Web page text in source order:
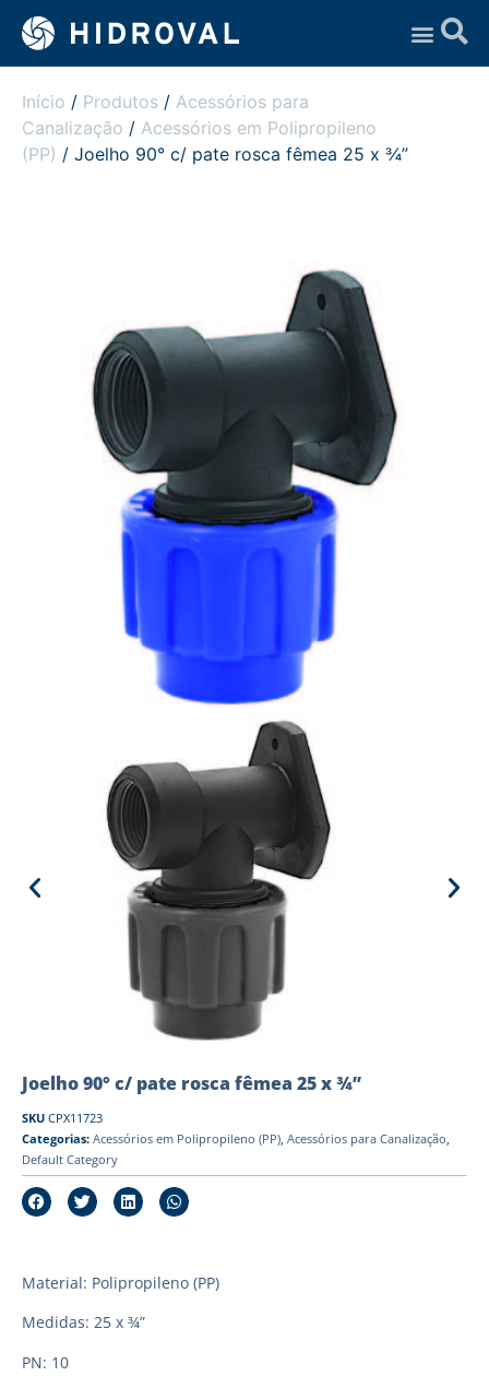
Início / Produtos / Acessórios para
Canalização / Acessórios em Polipropileno
(PP) / Joelho 90° c/ pate rosca fêmea 25 x ¾”
Joelho 90° c/ pate rosca fêmea 25 x ¾”
SKU CPX11723
Categorias: Acessórios em Polipropileno (PP), Acessórios para Canalização,
Default Category
Material: Polipropileno (PP)
Medidas: 25 x ¾”
PN: 10